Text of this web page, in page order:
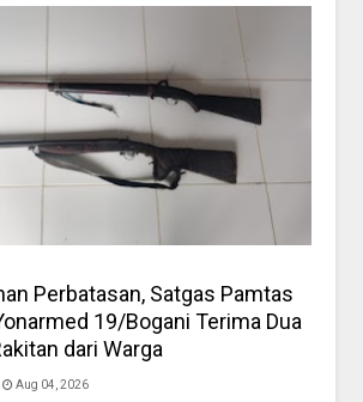
Perbatasan, Satgas Pamtas
19/Bogani Terima Dua
dari Warga
Aug 04, 2026